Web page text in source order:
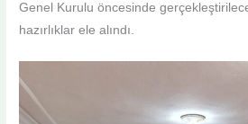
Genel Kurulu öncesinde
hazırlıklar ele alındı.